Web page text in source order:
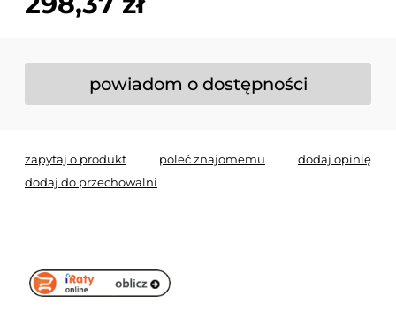
powiadom o dostępności
zapytaj o produkt poleć znajomemu
dodaj opinię
dodaj do przechowalni